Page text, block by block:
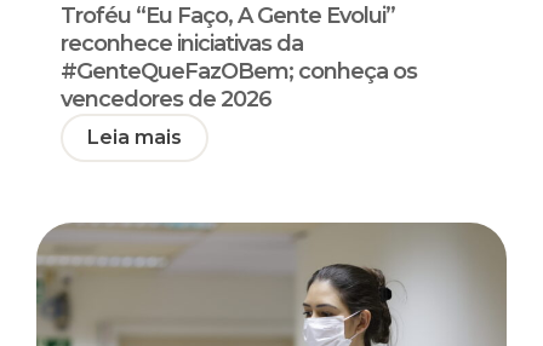
Troféu “Eu Faço, A Gente Evolui”
reconhece iniciativas da
#GenteQueFazOBem; conheça os
vencedores de 2026
Leia mais